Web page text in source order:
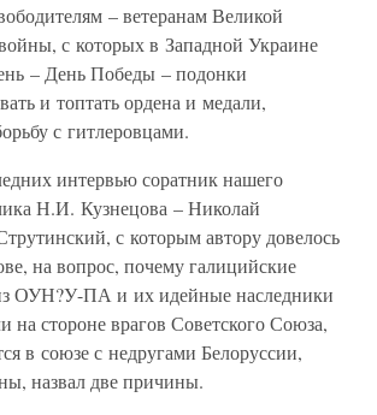
– ветеранам Великой
с которых в Западной Украине
– День Победы – подонки
и топтать ордена и медали,
с гитлеровцами.
интервью соратник нашего
Н.И. Кузнецова – Николай
с которым автору довелось
на вопрос, почему галицийские
ОУН?У-ПА и их идейные наследники
на стороне врагов Советского Союза,
в союзе с недругами Белоруссии,
назвал две причины.